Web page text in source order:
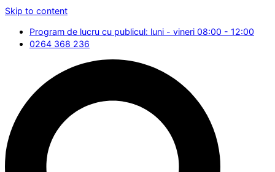
Skip to content
Program de lucru cu publicul: luni - vineri 08:00 - 12:00
0264 368 236